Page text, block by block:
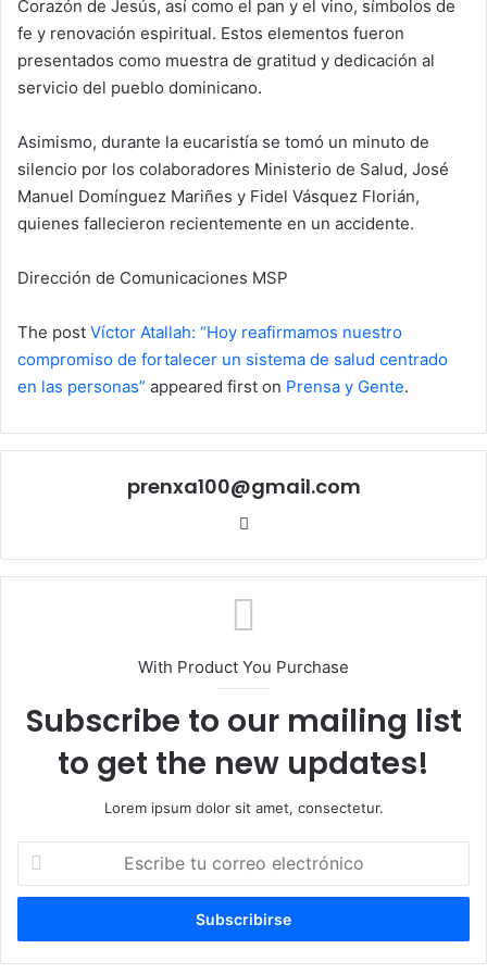
Corazón de Jesús, así como el pan y el vino, símbolos de
fe y renovación espiritual. Estos elementos fueron
presentados como muestra de gratitud y dedicación al
servicio del pueblo dominicano.
Asimismo, durante la eucaristía se tomó un minuto de
silencio por los colaboradores Ministerio de Salud, José
Manuel Domínguez Mariñes y Fidel Vásquez Florián,
quienes fallecieron recientemente en un accidente.
Dirección de Comunicaciones MSP
The post Víctor Atallah: “Hoy reafirmamos nuestro
compromiso de fortalecer un sistema de salud centrado
en las personas” appeared first on Prensa y Gente.
prenxa100@gmail.com
With Product You Purchase
Subscribe to our mailing list
to get the new updates!
Lorem ipsum dolor sit amet, consectetur.
correo